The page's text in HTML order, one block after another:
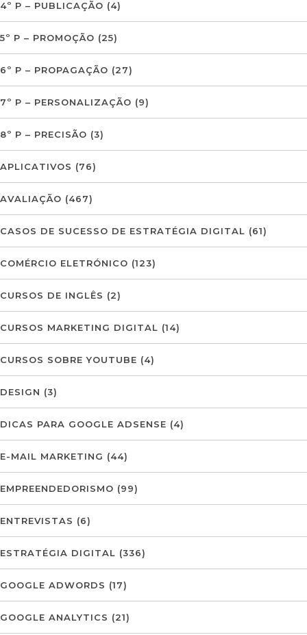
4º P – PUBLICAÇÃO (4)
5º P – PROMOÇÃO (25)
6º P – PROPAGAÇÃO (27)
7º P – PERSONALIZAÇÃO (9)
8º P – PRECISÃO (3)
APLICATIVOS (76)
AVALIAÇÃO (467)
CASOS DE SUCESSO DE ESTRATÉGIA DIGITAL (61)
COMÉRCIO ELETRÓNICO (123)
CURSOS DE INGLÊS (2)
CURSOS MARKETING DIGITAL (14)
CURSOS SOBRE YOUTUBE (4)
DESIGN (3)
DICAS PARA GOOGLE ADSENSE (4)
E-MAIL MARKETING (44)
EMPREENDEDORISMO (99)
ENTREVISTAS (6)
ESTRATÉGIA DIGITAL (336)
GOOGLE ADWORDS (17)
GOOGLE ANALYTICS (21)